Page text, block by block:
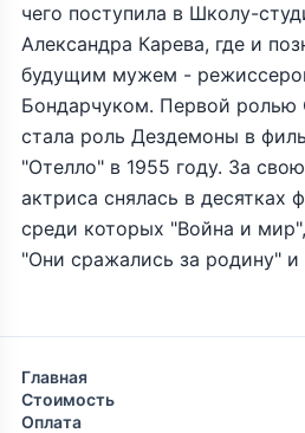
чего поступила в Школу-
Александра Карева, где и
будущим мужем -
Бондарчуком. Первой ролью
стала роль Дездемоны в
"Отелло" в 1955 году. За
актриса снялась в десятках
среди которых "Война и
"Они сражались за родину" и
Главная
Стоимость
Оплата